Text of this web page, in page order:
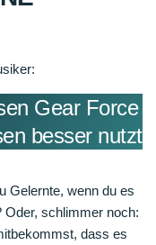
Gear Force
besser nutzt
Gelernte, wenn du es
Oder, schlimmer noch:
dass es